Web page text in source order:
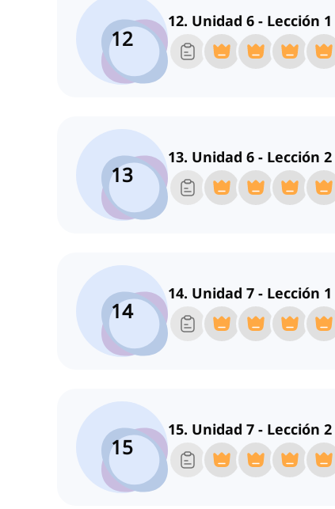
12
12. Unidad 6 - Lección 1
13
13. Unidad 6 - Lección 2
14
14. Unidad 7 - Lección 1
15
15. Unidad 7 - Lección 2